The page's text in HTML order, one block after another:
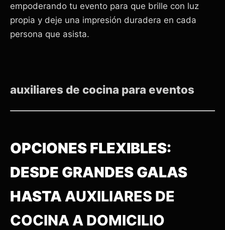
empoderando tu evento para que brille con luz
propia y deje una impresión duradera en cada
persona que asista.
auxiliares de cocina para eventos
OPCIONES FLEXIBLES:
DESDE GRANDES GALAS
HASTA AUXILIARES DE
COCINA A DOMICILIO